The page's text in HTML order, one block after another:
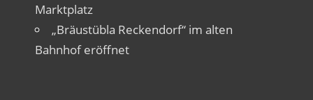
Marktplatz
„Bräustübla Reckendorf“ im alten
Bahnhof eröffnet